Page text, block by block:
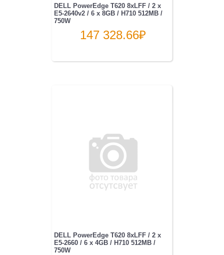
DELL PowerEdge T620 8xLFF / 2 x
E5-2640v2 / 6 x 8GB / H710 512MB /
750W
147 328.66₽
DELL PowerEdge T620 8xLFF / 2 x
E5-2660 / 6 x 4GB / H710 512MB /
750W